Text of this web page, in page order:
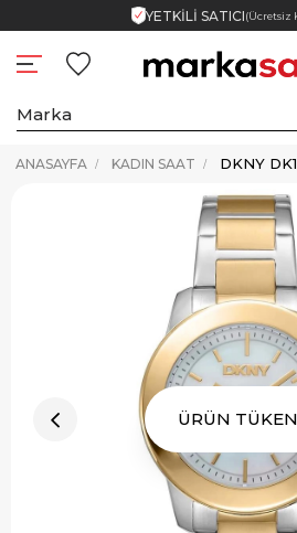
YETKİLİ SATICI(Ücretsiz
ANASAYFA KADIN SAAT DKNY
ÜRÜN